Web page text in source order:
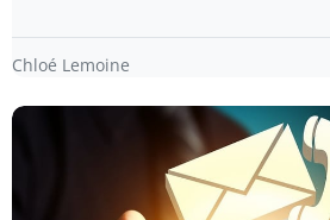
Chloé Lemoine